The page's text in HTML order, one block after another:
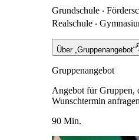
Grundschule ‧
Realschule ‧
Über „Gruppenangebot“
Gruppenangebot
Angebot für Gruppen,
Wunschtermin
90 Min.